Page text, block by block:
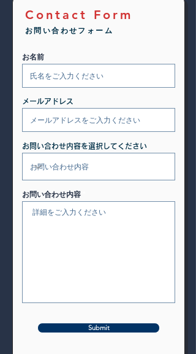
Contact Form
お問い合わせフォーム
お名前
メールアドレス
お問い合わせ内容を選択してください
お問い合わせ内容
Submit